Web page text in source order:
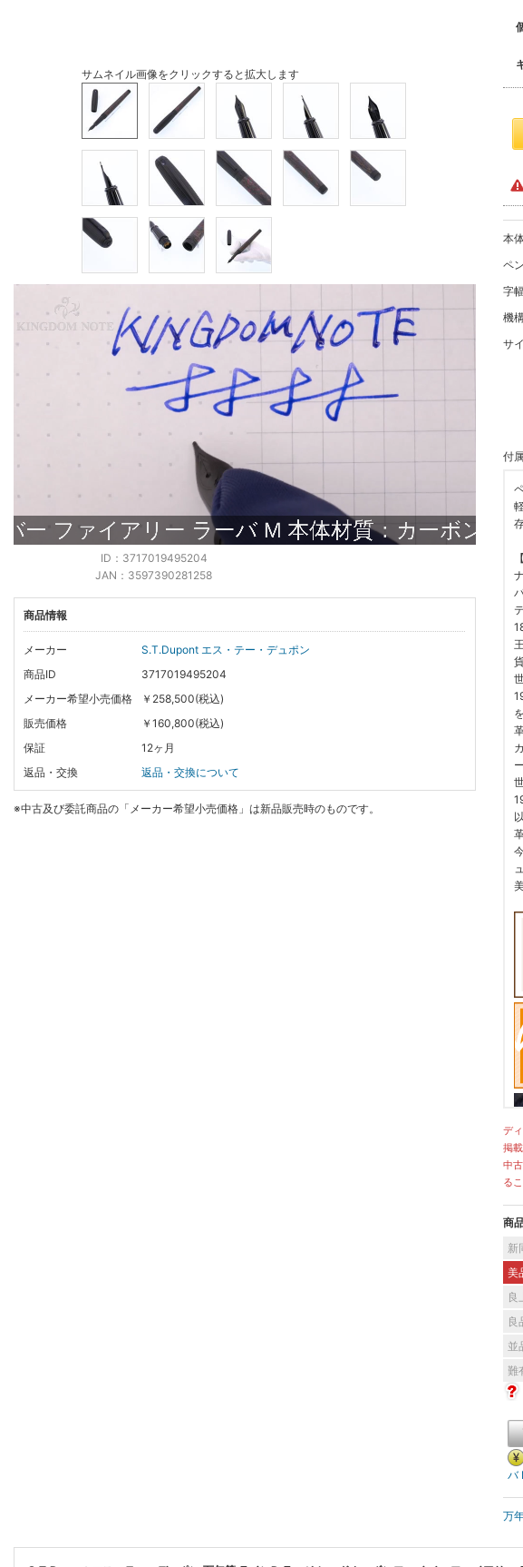
本
ペ
字
機
サ
付
デ
掲
中
る
商
新
美
良
良
並
難
バ
万
サムネイル画像をクリックすると拡大します
ID：3717019495204
JAN：3597390281258
商品情報
メーカー
S.T.Dupont エス・テー・デュポン
商品ID
3717019495204
メーカー希望小売価格
￥258,500(税込)
販売価格
￥160,800(税込)
保証
12ヶ月
返品・交換
返品・交換について
※中古及び委託商品の「メーカー希望小売価格」は新品販売時のものです。